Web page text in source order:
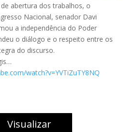
abertura dos trabalhos, o
Nacional, senador Davi
a independência do Poder
o diálogo e o respeito entre os
do discurso.
watch?v=YVTiZuTY8NQ
Visualizar